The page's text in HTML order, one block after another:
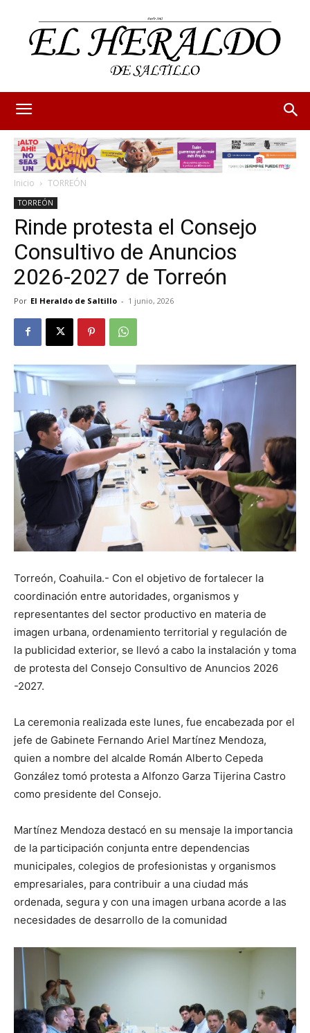
Inicio TORREÓN
TORREÓN
Rinde protesta el Consejo
Consultivo de Anuncios
2026-2027 de Torreón
Por El Heraldo de Saltillo - 1 junio, 2026
Torreón, Coahuila.- Con el objetivo de fortalecer la
coordinación entre autoridades, organismos y
representantes del sector productivo en materia de
imagen urbana, ordenamiento territorial y regulación de
la publicidad exterior, se llevó a cabo la instalación y toma
de protesta del Consejo Consultivo de Anuncios 2026
-2027.
La ceremonia realizada este lunes, fue encabezada por el
jefe de Gabinete Fernando Ariel Martínez Mendoza,
quien a nombre del alcalde Román Alberto Cepeda
González tomó protesta a Alfonzo Garza Tijerina Castro
como presidente del Consejo.
Martínez Mendoza destacó en su mensaje la importancia
de la participación conjunta entre dependencias
municipales, colegios de profesionistas y organismos
empresariales, para contribuir a una ciudad más
ordenada, segura y con una imagen urbana acorde a las
necesidades de desarrollo de la comunidad